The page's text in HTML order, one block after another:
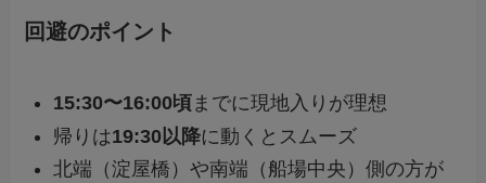
回避のポイント
15:30〜16:00頃までに現地入りが理想
帰りは19:30以降に動くとスムーズ
北端（淀屋橋）や南端（船場中央）側の方が